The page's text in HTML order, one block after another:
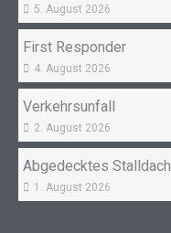
5. August 2026
First Responder
4. August 2026
Verkehrsunfall
2. August 2026
Abgedecktes Stalldach
1. August 2026